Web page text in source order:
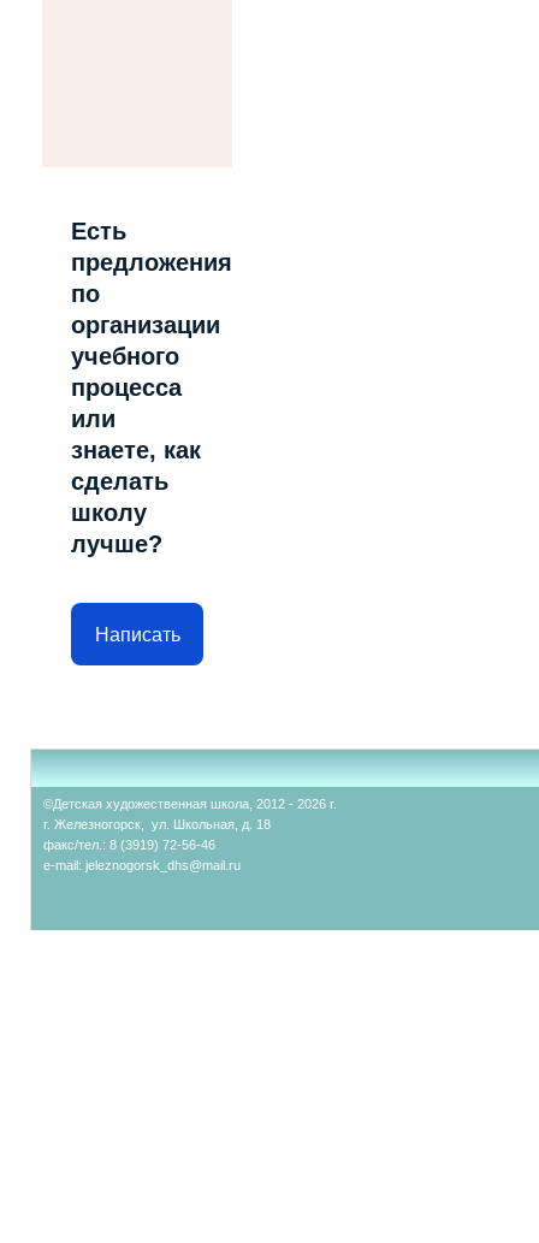
Есть
предложения
по
организации
учебного
процесса
или
знаете, как
сделать
школу
лучше?
Написать
©Детская художественная школа, 2012 - 2026 г.
г. Железногорск, ул. Школьная, д. 18
факс/тел.: 8 (3919) 72-56-46
e-mail: jeleznogorsk_dhs@mail.ru